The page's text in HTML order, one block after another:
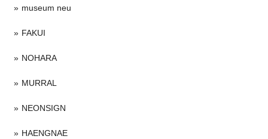
museum neu
FAKUI
NOHARA
MURRAL
NEONSIGN
HAENGNAE